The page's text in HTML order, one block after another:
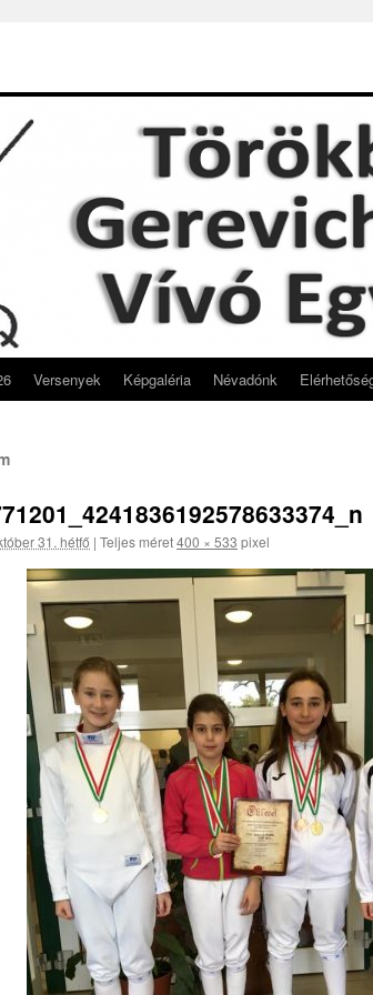
Versenyek Képgaléria Névadónk
31. hétfő | Teljes méret400 × 533 pixel